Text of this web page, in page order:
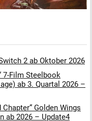
2 ab Oktober 2026
7-Film Steelbook
ab 3. Quartal 2026 –
Golden Wings
ab 2026 – Update4